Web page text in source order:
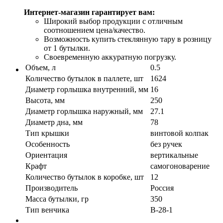
Интернет-магазин гарантирует вам:
Широкий выбор продукции с отличным
соотношением цена/качество.
Возможность купить стеклянную тару в розницу
от 1 бутылки.
Своевременную аккуратную погрузку.
Объем, л
0.5
Количество бутылок в паллете, шт
1624
Диаметр горлышка внутренний, мм 16
Высота, мм
250
Диаметр горлышка наружный, мм
27.1
Диаметр дна, мм
78
Тип крышки
винтовой колпак
Особенность
без ручек
Ориентация
вертикальные
Крафт
самогоноварение
Количество бутылок в коробке, шт
12
Производитель
Россия
Масса бутылки, гр
350
Тип венчика
В-28-1